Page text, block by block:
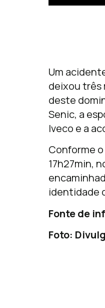
Um
deixou três
deste
Senic, a
Iveco e a
Conforme
17h27min,
identidade
Fonte de
Foto: